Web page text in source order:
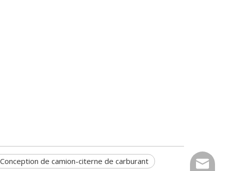
Conception de camion-citerne de carburant